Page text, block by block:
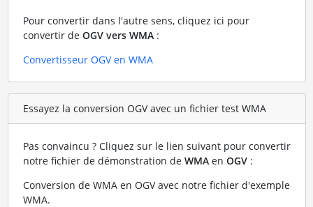
Pour convertir dans l'autre sens, cliquez ici pour
convertir de OGV vers WMA:
Convertisseur OGV en WMA
Essayez la conversion OGV avec un fichier test WMA
Pas convaincu ? Cliquez sur le lien suivant pour convertir
notre fichier de démonstration de WMAen OGV:
Conversion de WMA en OGV avec notre fichier d'exemple
WMA.